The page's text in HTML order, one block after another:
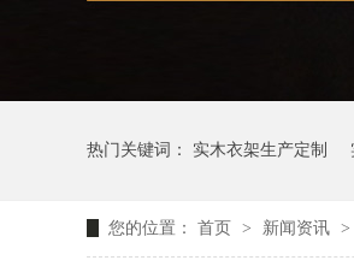
热门关键词： 实木衣架生产定制
您的位置： 首页 > 新闻资讯 >